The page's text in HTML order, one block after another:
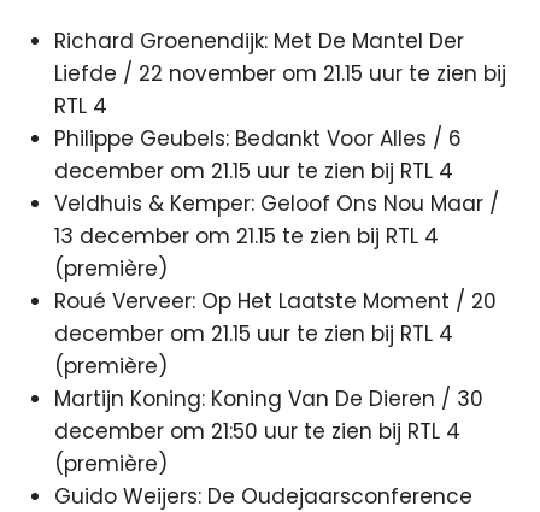
Richard Groenendijk: Met De Mantel Der
Liefde / 22 november om 21.15 uur te zien bij
RTL 4
Philippe Geubels: Bedankt Voor Alles / 6
december om 21.15 uur te zien bij RTL 4
Veldhuis & Kemper: Geloof Ons Nou Maar /
13 december om 21.15 te zien bij RTL 4
(première)
Roué Verveer: Op Het Laatste Moment / 20
december om 21.15 uur te zien bij RTL 4
(première)
Martijn Koning: Koning Van De Dieren / 30
december om 21:50 uur te zien bij RTL 4
(première)
Guido Weijers: De Oudejaarsconference